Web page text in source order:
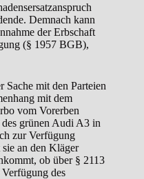
Demnach kann
der Erbschaft
(§ 1957 BGB),
Sache mit den Parteien
mit dem
vom Vorerben
grünen Audi A3 in
zur Verfügung
an den Kläger
ob über § 2113
des